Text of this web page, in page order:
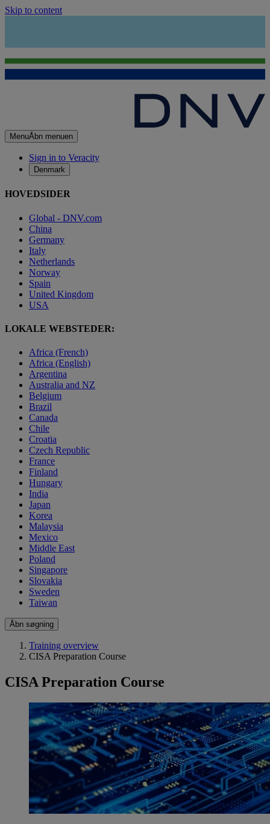
Skip to content
MenuÅbn menuen
Sign in to Veracity
Denmark
HOVEDSIDER
Global - DNV.com
China
Germany
Italy
Netherlands
Norway
Spain
United Kingdom
USA
LOKALE WEBSTEDER:
Africa (French)
Africa (English)
Argentina
Australia and NZ
Belgium
Brazil
Canada
Chile
Croatia
Czech Republic
France
Finland
Hungary
India
Japan
Korea
Malaysia
Mexico
Middle East
Poland
Singapore
Slovakia
Sweden
Taiwan
Åbn søgning
Training overview
CISA Preparation Course
CISA Preparation Course